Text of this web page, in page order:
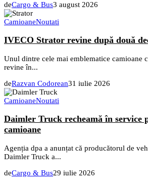
deCargo & Bus3 august 2026
CamioaneNoutati
IVECO Strator revine după două
Unul dintre cele mai emblematice camioane
revine în...
deRazvan Codorean31 iulie 2026
CamioaneNoutati
Daimler Truck recheamă în service
camioane
Agenția dpa a anunțat că producătorul de
Daimler Truck a...
deCargo & Bus29 iulie 2026